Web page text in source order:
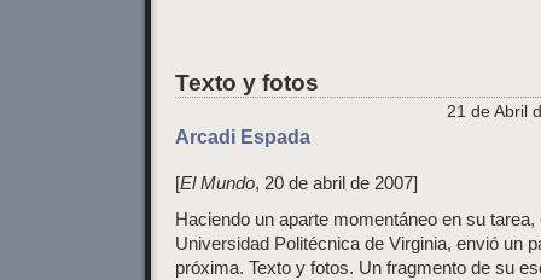
Texto y fotos
21 de Abril
Arcadi Espada
[El Mundo, 20 de abril de 2007]
Haciendo un aparte momentáneo en su
Universidad Politécnica de Virginia, envió un
próxima. Texto y fotos. Un fragmento de su